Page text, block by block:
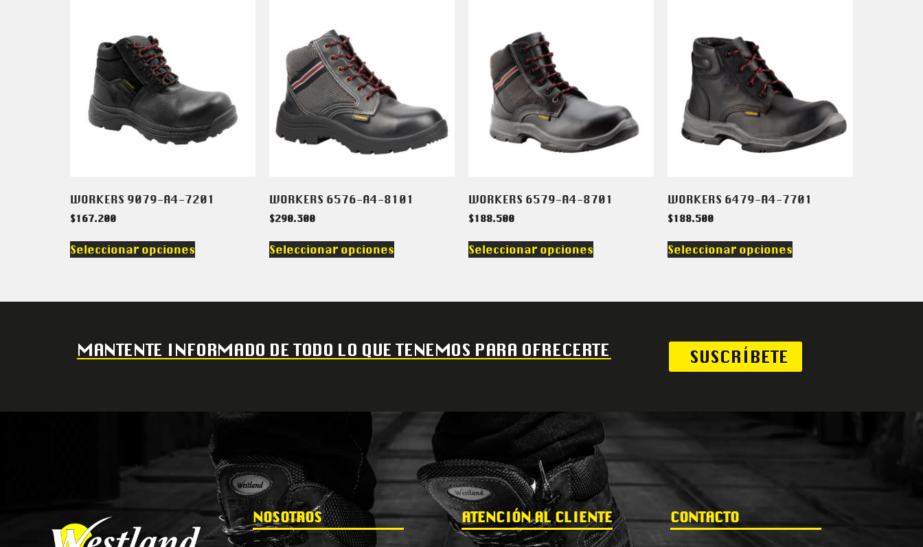
WORKERS 9079-A4-7201
$167.200
Seleccionar opciones
WORKERS 6576-A4-8101
$290.300
Seleccionar opciones
WORKERS 6579-A4-8701
$188.500
Seleccionar opciones
WORKERS 6479-A4-7701
$188.500
Seleccionar opciones
MANTENTE INFORMADO DE TODO LO QUE TENEMOS PARA OFRECERTE SUSCRÍBETE
NOSOTROS ATENCIÓN AL CLIENTE CONTACTO